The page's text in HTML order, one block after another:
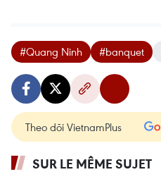
#Quang Ninh #banquet
Theo dõi VietnamPlus
SUR LE MÊME SUJET